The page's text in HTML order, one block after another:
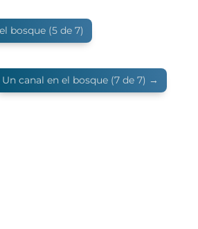
bosque (5 de 7)
Un canal en el bosque (7 de 7) →